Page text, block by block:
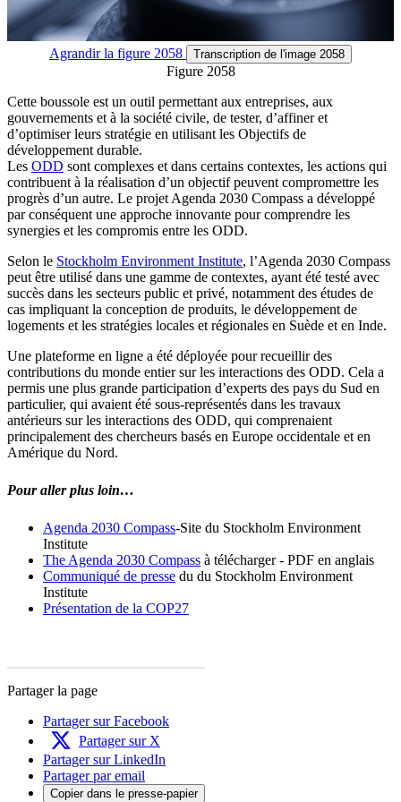
Agrandirla figure 2058 Transcription de l'image 2058
Figure 2058
Cette boussole est un outil permettant aux entreprises, aux
gouvernements et à la société civile, de tester, d’affiner et
d’optimiser leurs stratégie en utilisant les Objectifs de
développement durable.
Les ODD sont complexes et dans certains contextes, les actions qui
contribuent à la réalisation d’un objectif peuvent compromettre les
progrès d’un autre. Le projet Agenda 2030 Compass a développé
par conséquent une approche innovante pour comprendre les
synergies et les compromis entre les ODD.
Selon le Stockholm Environment Institute, l’Agenda 2030 Compass
peut être utilisé dans une gamme de contextes, ayant été testé avec
succès dans les secteurs public et privé, notamment des études de
cas impliquant la conception de produits, le développement de
logements et les stratégies locales et régionales en Suède et en Inde.
Une plateforme en ligne a été déployée pour recueillir des
contributions du monde entier sur les interactions des ODD. Cela a
permis une plus grande participation d’experts des pays du Sud en
particulier, qui avaient été sous-représentés dans les travaux
antérieurs sur les interactions des ODD, qui comprenaient
principalement des chercheurs basés en Europe occidentale et en
Amérique du Nord.
Pour aller plus loin…
Agenda 2030 Compass-Site du Stockholm Environment
Institute
The Agenda 2030 Compass à télécharger - PDF en anglais
Communiqué de presse du du Stockholm Environment
Institute
Présentation de la COP27
Partager la page
Partager sur Facebook
Partager sur X
Partager sur LinkedIn
Partager par email
Copier dans le presse-papier